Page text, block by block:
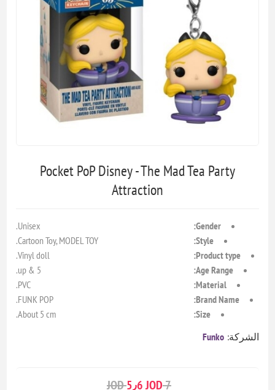
Pocket PoP Disney - The Mad Tea Party
Attraction
Gender:
Unisex.
Style:
Cartoon Toy, MODEL TOY.
Product type:
Vinyl doll.
Age Range:
5 & up.
Material:
PVC.
Brand Name:
FUNK POP.
Size:
About 5 cm.
الشركة: Funko
7 JOD5٫6 JOD